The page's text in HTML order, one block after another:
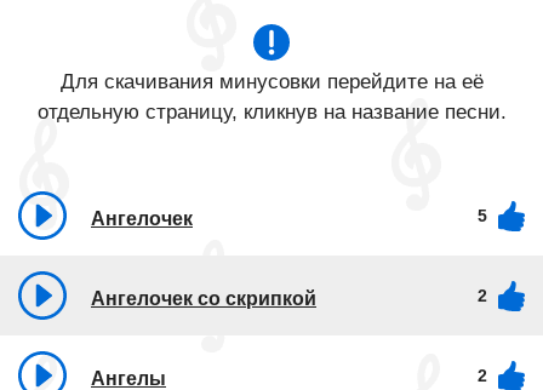
Для скачивания минусовки перейдите на её
отдельную страницу, кликнув на название песни.
Ангелочек 5
Ангелочек со скрипкой 2
Ангелы 2